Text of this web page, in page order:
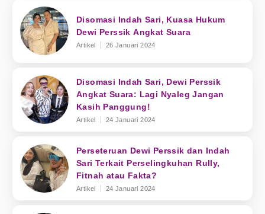
Disomasi Indah Sari, Kuasa Hukum
Dewi Perssik Angkat Suara
Artikel 26 Januari 2024
Disomasi Indah Sari, Dewi Perssik
Angkat Suara: Lagi Nyaleg Jangan
Kasih Panggung!
Artikel 24 Januari 2024
Perseteruan Dewi Perssik dan Indah
Sari Terkait Perselingkuhan Rully,
Fitnah atau Fakta?
Artikel 24 Januari 2024